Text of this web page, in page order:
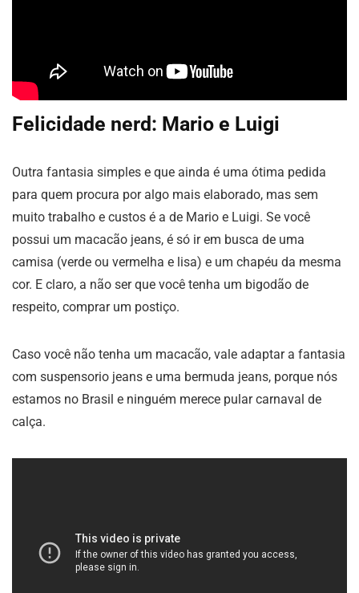
Felicidade nerd: Mario e Luigi
Outra fantasia simples e que ainda é uma ótima pedida
para quem procura por algo mais elaborado, mas sem
muito trabalho e custos é a de Mario e Luigi. Se você
possui um macacão jeans, é só ir em busca de uma
camisa (verde ou vermelha e lisa) e um chapéu da mesma
cor. E claro, a não ser que você tenha um bigodão de
respeito, comprar um postiço.
Caso você não tenha um macacão, vale adaptar a fantasia
com suspensorio jeans e uma bermuda jeans, porque nós
estamos no Brasil e ninguém merece pular carnaval de
calça.